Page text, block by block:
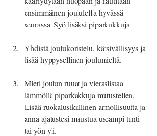
ensimmäinen joululeffa hyvässä
seurassa. Syö lisäksi piparkukkuja.
Yhdistä joulukoristelu, kärsivällisyys ja
lisää hyppysellinen joulumieltä.
Mieti joulun ruuat ja vieraslistaa
lämmöllä piparkakkuja mutustellen.
Lisää ruokalusikallinen armollisuutta ja
anna ajatustesi maustua useampi tunti
tai yön yli.